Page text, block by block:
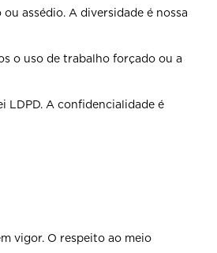
ou assédio. A diversidade é nossa
o uso de trabalho forçado ou a
LDPD. A confidencialidade é
vigor. O respeito ao meio